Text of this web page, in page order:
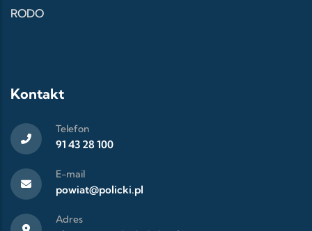
RODO
Kontakt
Telefon
91 43 28 100
E-mail
powiat@policki.pl
Adres